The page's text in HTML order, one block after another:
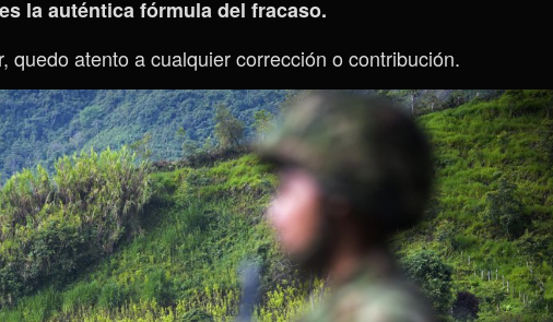
la auténtica fórmula del fracaso.
quedo atento a cualquier corrección o contribución.